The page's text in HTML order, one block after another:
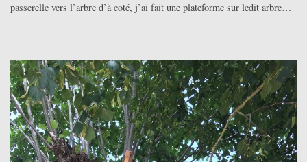
passerelle vers l’arbre d’à coté, j’ai fait une plateforme sur ledit arbre…